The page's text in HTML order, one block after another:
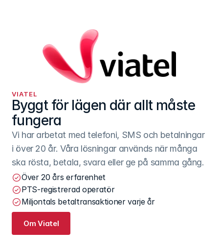
VIATEL
Byggt för lägen där allt måste
fungera
Vi har arbetat med telefoni, SMS och betalningar
i över 20 år. Våra lösningar används när många
ska rösta, betala, svara eller ge på samma gång.
Över 20 års erfarenhet
PTS-registrerad operatör
Miljontals betaltransaktioner varje år
Om Viatel